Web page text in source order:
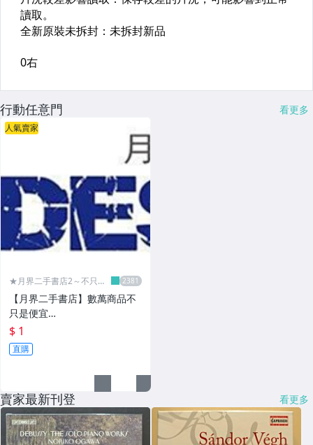
行動任意門 看更多
人氣賣家
★月界二手書店2～不只是
【月界二手書店】數萬商品不
只是便宜…
$ 1
直購
賣家最新刊登 看更多